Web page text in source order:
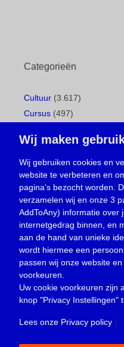
Categorieën
Cultuur (3.617)
Cursus (497)
Gemeentepagina(104)
Ingezonden brief(537)
Media(156)
Nieuws (23.329)
Oproep(734)
Overlijden(39)
Podcast(18)
prijsvraag (5)
Religie (1.438)
Service(226)
Wij maken
Wij gebruiken cookies en
website te verbeteren en
pagina's bezocht worden.
verzamelen wij en onze 3
AddToAny) informatie over
internetgedrag binnen, en
aan de hand van unieke
wordt hiermee een
passen wij onze website
voorkeuren.
Uw cookie voorkeuren zijn
knop "Privacy Instellingen"
Lees onze Privacy policy |